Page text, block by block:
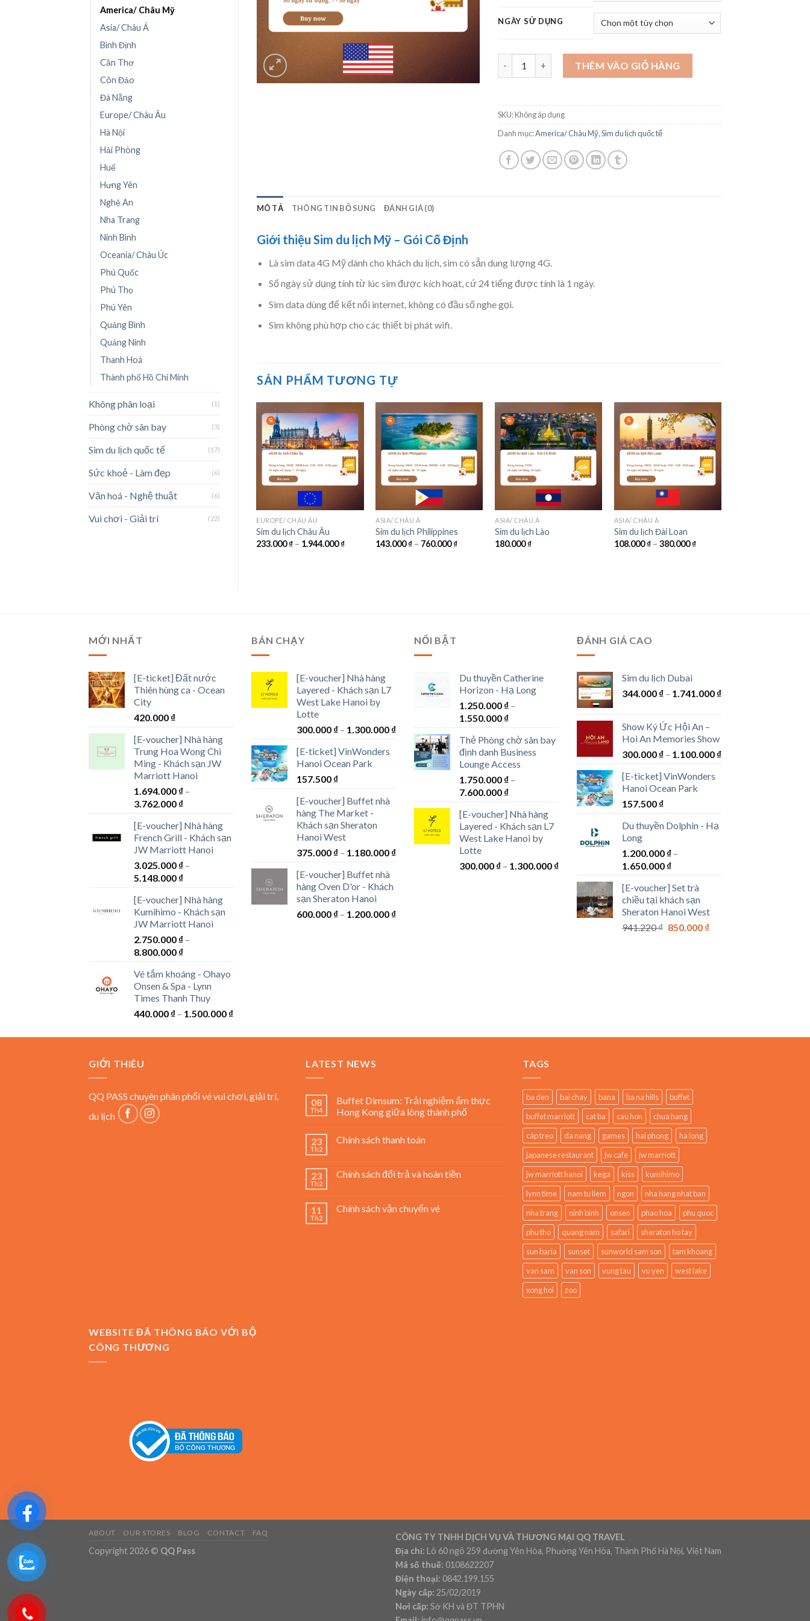
America/ Châu Mỹ
Asia/ Châu Á
Bình Định
Cần Thơ
Côn Đảo
Đà Nẵng
Europe/ Châu Âu
Hà Nội
Hải Phòng
Huế
Hưng Yên
Nghệ An
Nha Trang
Ninh Bình
Oceania/ Châu Úc
Phú Quốc
Phú Thọ
Phú Yên
Quảng Bình
Quảng Ninh
Thanh Hoá
Thành phố Hồ Chí Minh
Không phân loại (1)
Phòng chờ sân bay (3)
Sim du lịch quốc tế (17)
Sức khoẻ - Làm đẹp (6)
Văn hoá - Nghệ thuật (6)
Vui chơi - Giải trí (22)
NGÀY SỬ DỤNG
Sim du lịch Mỹ số lượngTHÊM VÀO GIỎ HÀNG
SKU:Không áp dụng
Danh mục:America/ Châu Mỹ,Sim du lịch quốc tế
MÔ TẢ THÔNG TIN BỔ SUNG ĐÁNH GIÁ (0)
Giới thiệu Sim du lịch Mỹ – Gói Cố Định
Là sim data 4G Mỹ dành cho khách du lịch, sim có sẵn dung lượng 4G.
Số ngày sử dụng tính từ lúc sim được kích hoạt, cứ 24 tiếng được tính là 1 ngày.
Sim data dùng để kết nối internet, không có đầu số nghe gọi.
Sim không phù hợp cho các thiết bị phát wifi.
SẢN PHẨM TƯƠNG TỰ
Add to wishlist
EUROPE/ CHÂU ÂU
Sim du lịch Châu Âu
233.000₫ – 1.944.000₫Khoảng
Add to wishlist
ASIA/ CHÂU Á
Sim du lịch Philippines
143.000₫ – 760.000₫Khoảng
Add to wishlist
ASIA/ CHÂU Á
Sim du lịch Lào
180.000₫
Add to wishlist
ASIA/ CHÂU Á
Sim du lịch Đài Loan
108.000₫ – 380.000₫Khoảng
Add to wishlist
SIM DU LỊCH QUỐC TẾ
Add to wishlist
+
ASIA/ CHÂU Á
MỚI NHẤT
[E-ticket] Đất nước
Thiên hùng ca - Ocean
City
420.000 ₫
[E-voucher] Nhà hàng
Trung Hoa Wong Chi
Ming - Khách sạn JW
Marriott Hanoi
1.694.000 ₫ –
3.762.000 ₫Khoảng
từ
1.694.000 ₫
đến
3.762.000 ₫
[E-voucher] Nhà hàng
French Grill - Khách sạn
JW Marriott Hanoi
3.025.000 ₫ –
5.148.000 ₫Khoảng
từ
3.025.000 ₫
đến
5.148.000 ₫
[E-voucher] Nhà hàng
Kumihimo - Khách sạn
JW Marriott Hanoi
2.750.000 ₫ –
8.800.000 ₫Khoảng
từ
2.750.000 ₫
đến
8.800.000 ₫
Vé tắm khoáng - Ohayo
Onsen & Spa - Lynn
Times Thanh Thuy
440.000 ₫ – 1.500.000 ₫Khoảng
từ
BÁN CHẠY
[E-voucher] Nhà hàng
Layered - Khách sạn L7
West Lake Hanoi by
Lotte
300.000 ₫ – 1.300.000 ₫Khoảng
300.000 ₫
[E-ticket] VinWonders
Hanoi Ocean Park
157.500 ₫
[E-voucher] Buffet nhà
hàng The Market -
Khách sạn Sheraton
Hanoi West
375.000 ₫ – 1.180.000 ₫Khoảng
1.180.000 ₫
[E-voucher] Buffet nhà
hàng Oven D'or - Khách
sạn Sheraton Hanoi
600.000 ₫ – 1.200.000 ₫Khoảng
NỔI BẬT
Du thuyền Catherine
Horizon - Hạ Long
1.250.000 ₫ –
1.550.000 ₫Khoảng
từ
1.250.000 ₫
đến
1.550.000 ₫
Thẻ Phòng chờ sân bay
định danh Business
Lounge Access
1.750.000 ₫ –
7.600.000 ₫Khoảng
từ
1.750.000 ₫
đến
[E-voucher] Nhà hàng
Layered - Khách sạn L7
West Lake Hanoi by
Lotte
300.000 ₫ – 1.300.000 ₫Khoảng
300.000 ₫
ĐÁNH GIÁ CAO
Sim du lịch Dubai
344.000 ₫ – 1.741.000 ₫Khoảng
1.741.000 ₫
Show Ký Ức Hội An –
Hoi An Memories Show
300.000 ₫ – 1.100.000 ₫Khoảng
[E-ticket] VinWonders
Hanoi Ocean Park
157.500 ₫
Du thuyền Dolphin - Hạ
Long
1.200.000 ₫ –
1.650.000 ₫Khoảng
từ
1.200.000 ₫
đến
1.650.000 ₫
[E-voucher] Set trà
chiều tại khách sạn
Sheraton Hanoi West
941.220₫ Giá
850.000 ₫Giá
GIỚI THIÊU
QQ PASS chuyên phân phối vé vui chơi, giải trí,
du lịch
LATEST NEWS
08
Th4
Buffet Dimsum: Trải nghiệm ẩm thực
Hong Kong giữa lòng thành phố
23
Th2
Chính sách thanh toán
23
Th2
Chính sách đổi trả và hoàn tiền
11
Th2
Chính sách vận chuyển vé
TAGS
ba den bai chay bana ba na hills
buffet
buffet marriott
cat ba cau hon
chua hang
cáp treo
da nang games hai phong
ha long
japanese restaurant
jw cafe
jw marriott
jw marriott hanoi
kega kiss
kumihimo
lynn time
nam tu liem ngon
nha hang nhat ban
nha trang
ninh binh onsen phao hoa
phu quoc
phu tho
quang nam safari
sheraton ho tay
sun baria
sunset sunworld sam son
tam khoang
van sam
van son vung tau vu yen
west lake
xong hoi
zoo
WEBSITE ĐÃ THÔNG BÁO VỚI BỘ
CÔNG THƯƠNG
CÔNG TY TNHH DỊCH VỤ VÀ THƯƠNG MẠI QQ TRAVEL
Địa chỉ: Lô 60 ngõ 259 đường Yên Hòa, Phường Yên Hòa, Thành Phố Hà Nội, Việt Nam
Mã số thuế: 0108622207
Điện thoại: 0842.199.155
Ngày cấp: 25/02/2019
Nơi cấp: Sở KH và ĐT TPHN
ABOUT OUR STORES BLOG CONTACT FAQ
Copyright 2026 © QQ Pass